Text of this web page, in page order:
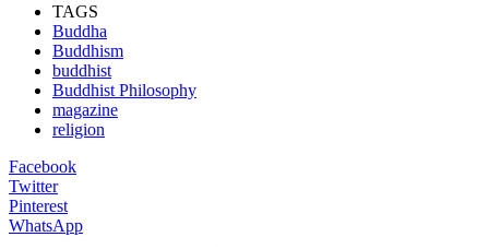
TAGS
Buddha
Buddhism
buddhist
Buddhist Philosophy
magazine
religion
Facebook
Twitter
Pinterest
WhatsApp